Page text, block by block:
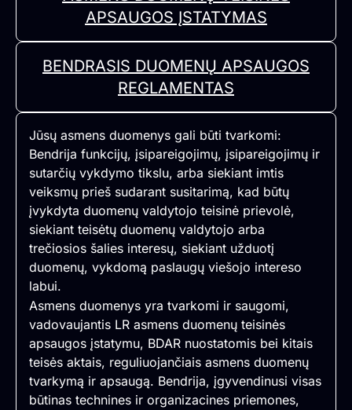
APSAUGOS ĮSTATYMAS
BENDRASIS DUOMENŲ APSAUGOS
REGLAMENTAS
Jūsų asmens duomenys gali būti tvarkomi:
Bendrija funkcijų, įsipareigojimų, įsipareigojimų ir
sutarčių vykdymo tikslu, arba siekiant imtis
veiksmų prieš sudarant susitarimą, kad būtų
įvykdyta duomenų valdytojo teisinė prievolė,
siekiant teisėtų duomenų valdytojo arba
trečiosios šalies interesų, siekiant užduotį
duomenų, vykdomą paslaugų viešojo intereso
labui.
Asmens duomenys yra tvarkomi ir saugomi,
vadovaujantis LR asmens duomenų teisinės
apsaugos įstatymu, BDAR nuostatomis bei kitais
teisės aktais, reguliuojančiais asmens duomenų
tvarkymą ir apsaugą. Bendrija, įgyvendinusi visas
būtinas technines ir organizacines priemones,